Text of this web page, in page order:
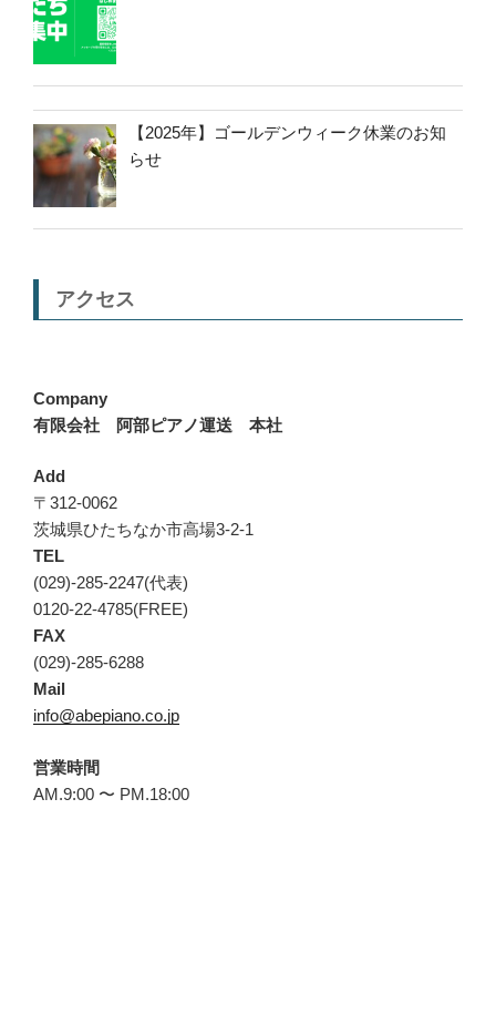
【2025年】ゴールデンウィーク休業のお知
らせ
アクセス
Company
有限会社 阿部ピアノ運送 本社
Add
〒312-0062
茨城県ひたちなか市高場3-2-1
TEL
(029)-285-2247(代表)
0120-22-4785(FREE)
FAX
(029)-285-6288
Mail
info@abepiano.co.jp
営業時間
AM.9:00 〜 PM.18:00